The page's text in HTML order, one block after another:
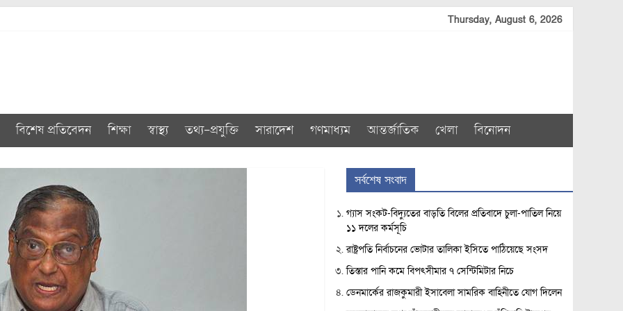
Thursday, August 6, 2026
বিশেষ প্রতিবেদন শিক্ষা স্বাস্থ্য তথ্য-প্রযুক্তি সারাদেশ গণমাধ্যম আন্তর্জাতিক খেলা বিনোদন
সর্বশেষ সংবাদ
গ্যাস সংকট-বিদ্যুতের বাড়তি বিলের প্রতিবাদে চুলা-পাতিল নিয়ে
১১ দলের কর্মসূচি
রাষ্ট্রপতি নির্বাচনের ভোটার তালিকা ইসিতে পাঠিয়েছে সংসদ
তিস্তার পানি কমে বিপৎসীমার ৭ সেন্টিমিটার নিচে
ডেনমার্কের রাজকুমারী ইসাবেলা সামরিক বাহিনীতে যোগ দিলেন